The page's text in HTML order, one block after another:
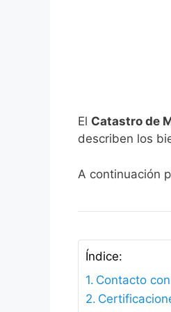
El Catastro de
describen los
A continuación
Índice:
Contacto